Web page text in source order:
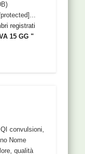
registrati
15 GG "
convulsioni,
Nome
qualità